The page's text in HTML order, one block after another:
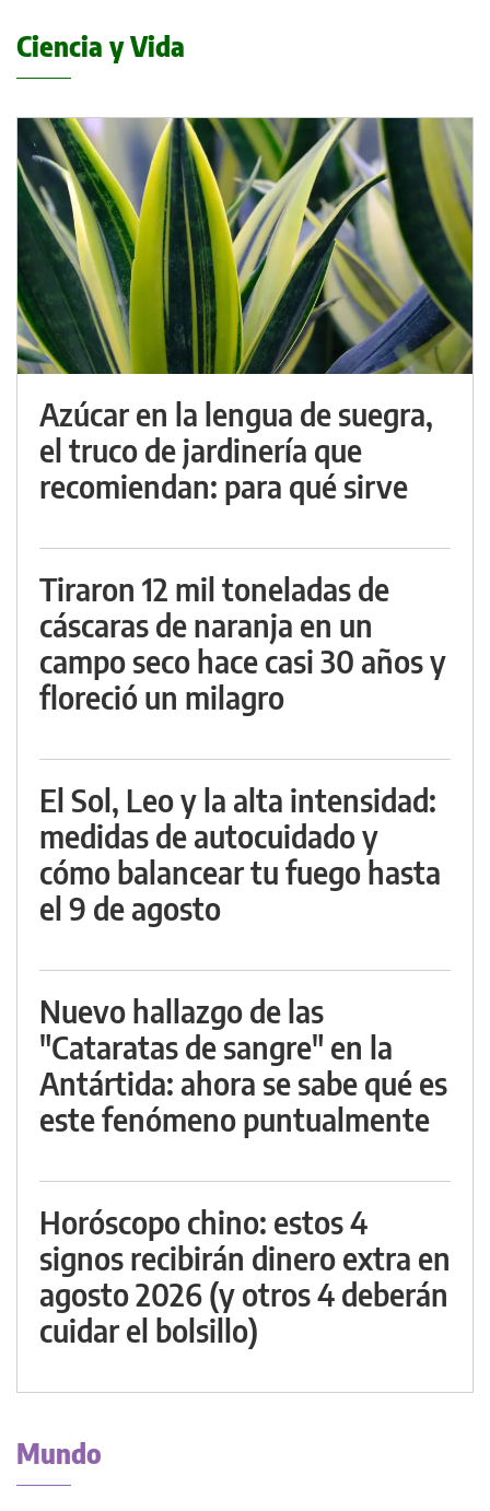
Ciencia y Vida
Azúcar en la lengua de suegra,
el truco de jardinería que
recomiendan: para qué sirve
Tiraron 12 mil toneladas de
cáscaras de naranja en un
campo seco hace casi 30 años y
floreció un milagro
El Sol, Leo y la alta intensidad:
medidas de autocuidado y
cómo balancear tu fuego hasta
el 9 de agosto
Nuevo hallazgo de las
"Cataratas de sangre" en la
Antártida: ahora se sabe qué es
este fenómeno puntualmente
Horóscopo chino: estos 4
signos recibirán dinero extra en
agosto 2026 (y otros 4 deberán
cuidar el bolsillo)
Mundo